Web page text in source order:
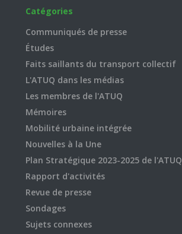
Catégories
Communiqués de presse
Études
Faits saillants du transport collectif
L'ATUQ dans les médias
Les membres de l'ATUQ
Mémoires
Mobilité urbaine intégrée
Nouvelles à la Une
Plan Stratégique 2023-2025 de l'ATUQ
Rapport d'activités
Revue de presse
Sondages
Sujets connexes